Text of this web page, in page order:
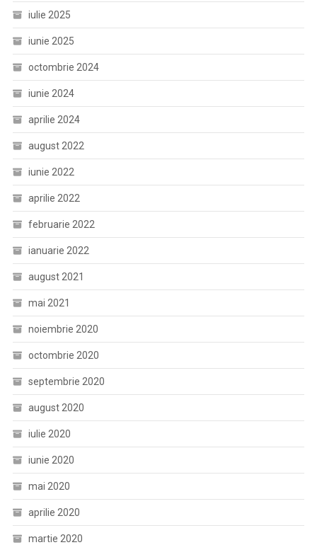
iulie 2025
iunie 2025
octombrie 2024
iunie 2024
aprilie 2024
august 2022
iunie 2022
aprilie 2022
februarie 2022
ianuarie 2022
august 2021
mai 2021
noiembrie 2020
octombrie 2020
septembrie 2020
august 2020
iulie 2020
iunie 2020
mai 2020
aprilie 2020
martie 2020